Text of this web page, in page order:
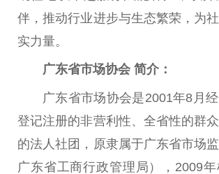
伴，推动行业进步与生态繁荣，为
实力量。
广东省市场协会 简介：
广东省市场协会是2001年8月
登记注册的非营利性、全省性的群
的法人社团，原隶属于广东省市场
广东省工商行政管理局），2009